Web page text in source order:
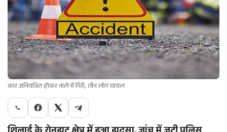
कार अनियंत्रित होकर नाले में गिरी, तीन लोग घायल